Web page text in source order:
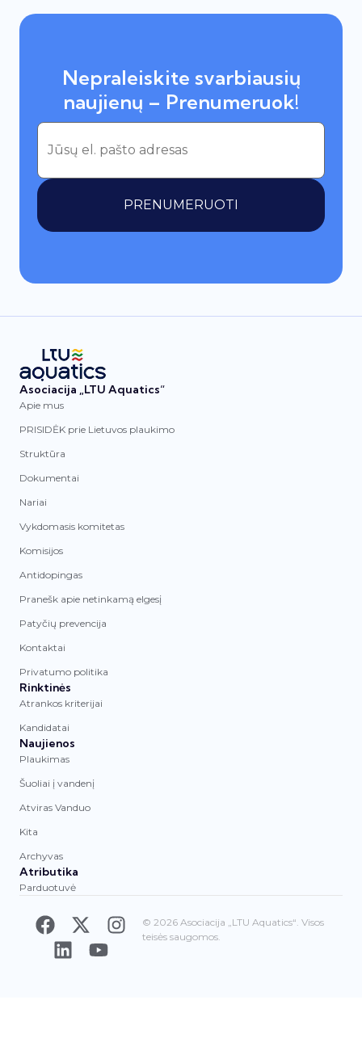
Nepraleiskite svarbiausių
naujienų – Prenumeruok!
PRENUMERUOTI
Asociacija „LTU Aquatics“
Apie mus
PRISIDĖK prie Lietuvos plaukimo
Struktūra
Dokumentai
Nariai
Vykdomasis komitetas
Komisijos
Antidopingas
Pranešk apie netinkamą elgesį
Patyčių prevencija
Kontaktai
Privatumo politika
Rinktinės
Atrankos kriterijai
Kandidatai
Naujienos
Plaukimas
Šuoliai į vandenį
Atviras Vanduo
Kita
Archyvas
Atributika
Parduotuvė
© 2026 Asociacija „LTU Aquatics“. Visos
teisės saugomos.